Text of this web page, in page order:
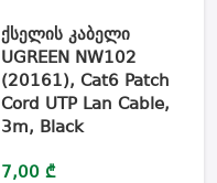
ქსელის კაბელი
UGREEN NW102
(20161), Cat6 Patch
Cord UTP Lan Cable,
3m, Black
7,00 ₾